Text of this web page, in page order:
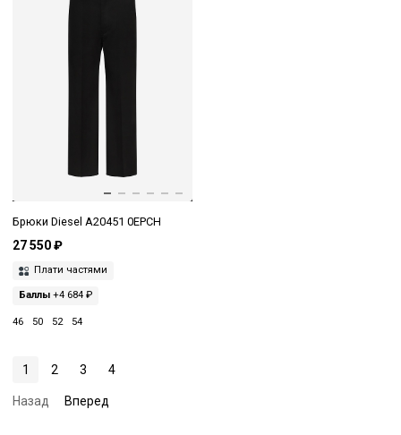
Брюки Diesel A20451 0EPCH
27 550 ₽
Плати частями
Баллы +4 684 ₽
46 50 52 54
1 2 3 4
Назад Вперед